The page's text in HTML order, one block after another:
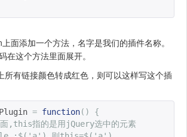
面添加一个方法，名字是我们的插件名称。
在这个方法里面展开。
所有链接颜色转成红色，则可以这样写这个插
= function()
{
,this指的是用jQuery选中的元素